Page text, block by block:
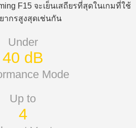
F15 จะเย็นเสถียรที่สุดในเกมที่ใช้
ากรสูงสุดเช่นกัน
Under
40 dB
Mode
Up to
4